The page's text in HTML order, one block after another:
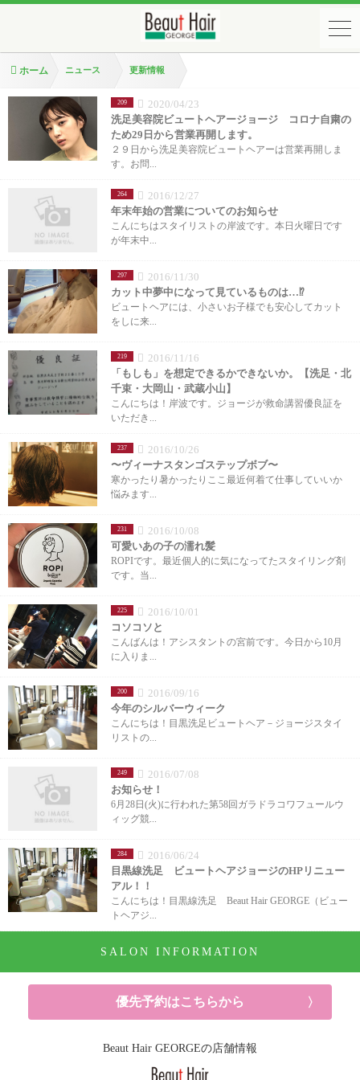
ホーム ニュース 更新情報
209
2020/04/23
洗足美容院ビュートヘアージョージ コロナ自粛の
ため29日から営業再開します。
２９日から洗足美容院ビュートヘアーは営業再開しま
す。お問...
264
2016/12/27
年末年始の営業についてのお知らせ
こんにちはスタイリストの岸波です。本日火曜日です
が年末中...
297
2016/11/30
カット中夢中になって見ているものは…⁉️
ビュートヘアには、小さいお子様でも安心してカット
をしに来...
219
2016/11/16
「もしも」を想定できるかできないか。【洗足・北
千束・大岡山・武蔵小山】
こんにちは！岸波です。ジョージが救命講習優良証を
いただき...
237
2016/10/26
〜ヴィーナスタンゴステップボブ〜
寒かったり暑かったりここ最近何着て仕事していいか
悩みます...
231
2016/10/08
可愛いあの子の濡れ髪
ROPIです。最近個人的に気になってたスタイリング剤
です。当...
225
2016/10/01
コソコソと
こんばんは！アシスタントの宮前です。今日から10月
に入りま...
200
2016/09/16
今年のシルバーウィーク
こんにちは！目黒洗足ビュートヘア－ジョージスタイ
リストの...
249
2016/07/08
お知らせ！
6月28日(火)に行われた第58回ガラドラコワフュールウ
ィッグ競...
284
2016/06/24
目黒線洗足 ビュートヘアジョージのHPリニュー
アル！！
こんにちは！目黒線洗足 Beaut Hair GEORGE（ビュー
トヘアジ...
SALON INFORMATION
優先予約はこちらから
Beaut Hair GEORGEの店舗情報